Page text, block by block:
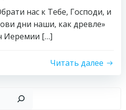
нас к Тебе, Господи, и
дни наши, как древле»
Иеремии […]
Читать далее